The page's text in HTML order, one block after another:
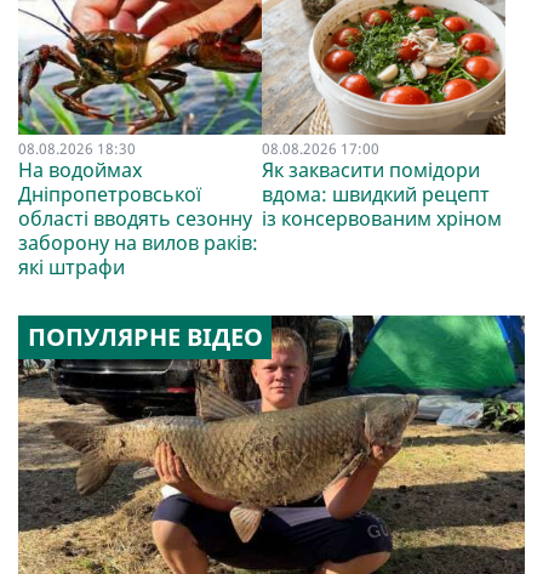
08.08.2026 18:30
На водоймах
Дніпропетровської
області вводять сезонну
заборону на вилов раків:
які штрафи
08.08.2026 17:00
Як заквасити помідори
вдома: швидкий рецепт
із консервованим хріном
ПОПУЛЯРНЕ ВІДЕО